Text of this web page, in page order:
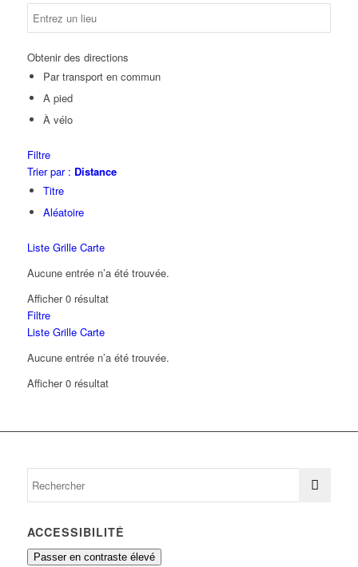
Obtenir des directions
Par transport en commun
A pied
À vélo
Filtre
Trier par : Distance
Titre
Aléatoire
Liste Grille Carte
Aucune entrée n’a été trouvée.
Afficher 0 résultat
Filtre
Liste Grille Carte
Aucune entrée n’a été trouvée.
Afficher 0 résultat
ACCESSIBILITÉ
Passer en contraste élevé